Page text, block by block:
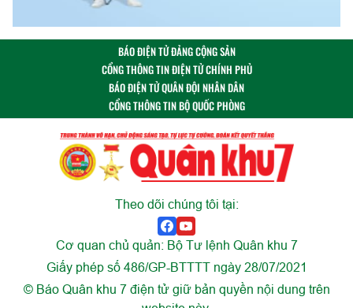
BÁO ĐIỆN TỬ ĐẢNG CỘNG SẢN
CỔNG THÔNG TIN ĐIỆN TỬ CHÍNH PHỦ
BÁO ĐIỆN TỬ QUÂN ĐỘI NHÂN DÂN
CỔNG THÔNG TIN BỘ QUỐC PHÒNG
Theo dõi chúng tôi tại:
Cơ quan chủ quản: Bộ Tư lệnh Quân khu 7
Giấy phép số 486/GP-BTTTT ngày 28/07/2021
© Báo Quân khu 7 điện tử giữ bản quyền nội dung trên